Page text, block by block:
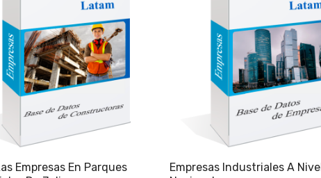
Empresas En Parques
Empresas Industriales A Nivel